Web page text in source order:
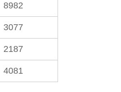
8982
3077
2187
4081